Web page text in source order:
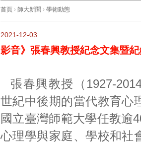
首頁 › 師大新聞 › 學術動態
2021-12-03
影音》張春興教授紀念文集暨
張春興教授（1927-
世紀中後期的當代教育心
國立臺灣師範大學任教逾
心理學與家庭、學校和社